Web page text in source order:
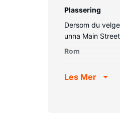
Plassering
Dersom du
unna Main
Rom
oppdatert med
Les Mer